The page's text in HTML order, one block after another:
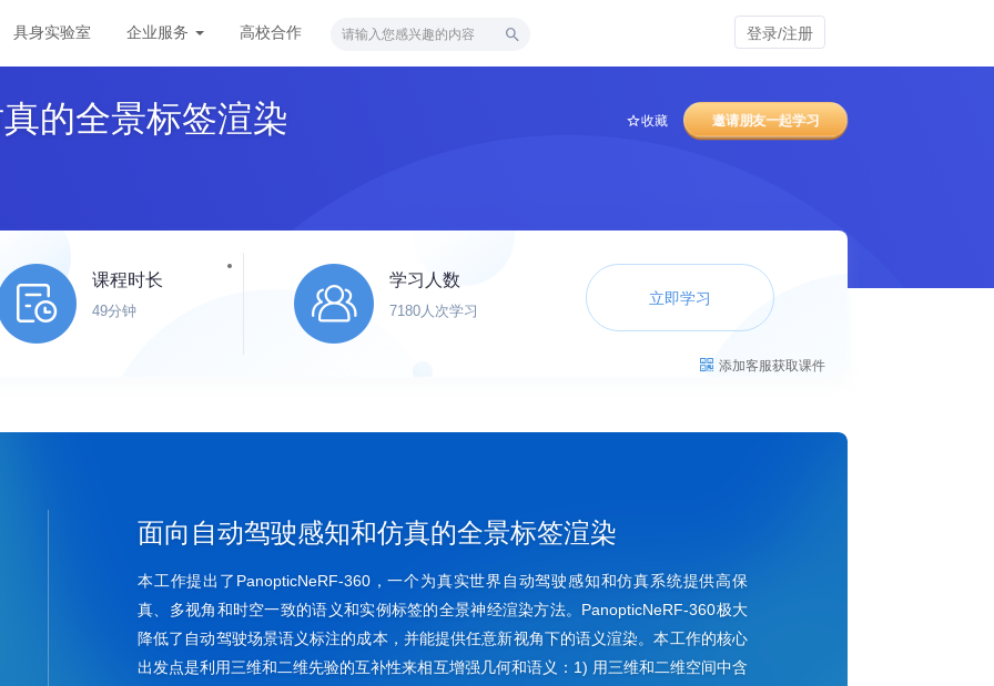
具身实验室 企业服务 高校合作 登录/注册
收藏 邀请朋友一起学习
的全景标签渲染
课程时长
49分钟
学习人数
7180人次学习
立即学习
添加客服获取课件
面向自动驾驶感知和仿真的全景标签渲染
本工作提出了PanopticNeRF-360，一个为真实世界自动驾驶感知和仿真系统提供高保
真、多视角和时空一致的语义和实例标签的全景神经渲染方法。PanopticNeRF-360极大
降低了自动驾驶场景语义标注的成本，并能提供任意新视角下的语义渲染。本工作的核心
出发点是利用三维和二维先验的互补性来相互增强几何和语义：1) 用三维和二维空间中含